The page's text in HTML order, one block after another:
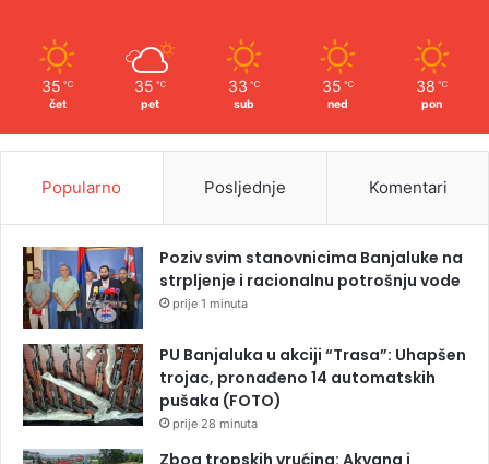
35 ℃
čet
35 ℃
pet
33 ℃
sub
35 ℃
ned
38 ℃
pon
Popularno Posljednje Komentari
Poziv svim stanovnicima Banjaluke na
strpljenje i racionalnu potrošnju vode
prije 1 minuta
PU Banjaluka u akciji “Trasa”: Uhapšen
trojac, pronađeno 14 automatskih
pušaka (FOTO)
prije 28 minuta